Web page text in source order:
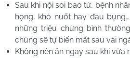
Sau khi nội soi bao tử, bệnh
họng, khó nuốt hay đau
những triệu chứng bình
chúng sẽ tự biến mất sau vài
Không nên ăn ngay sau khi vừa